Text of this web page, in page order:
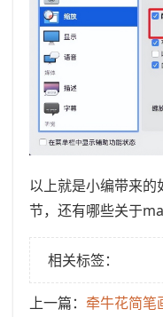
以上就是小编带来
节，还有哪些关于
相关标签：
上一篇： 牵牛花简笔